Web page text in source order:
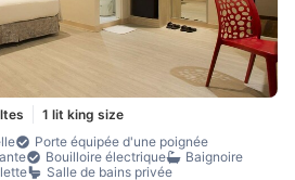
1 lit king size
Porte équipée d'une poignée
Bouilloire électrique
Baignoire
Salle de bains privée